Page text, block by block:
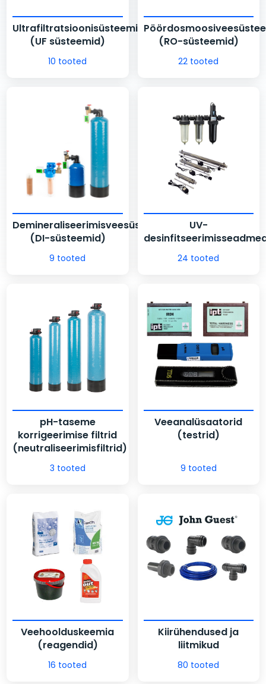
Ultrafiltratsioonisüsteemid
(UF süsteemid)
10 tooted
(RO-süsteemid)
22 tooted
Demineraliseerimisveesüsteemid
(DI-süsteemid)
9 tooted
UV-
24 tooted
pH-taseme
korrigeerimise filtrid
(neutraliseerimisfiltrid)
3 tooted
Veeanalüsaatorid
(testrid)
9 tooted
Veehoolduskeemia
(reagendid)
16 tooted
Kiirühendused ja
liitmikud
80 tooted